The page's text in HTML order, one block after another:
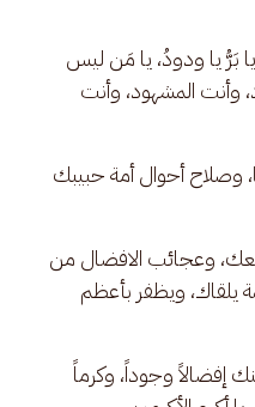
بَرُّ يا ودودُ، يا مَن ليس
وأنت المشهود، وأنت
وصلاح أحوال أمة حبيبك
وعجائب الافضال من
ويظفر بأعظم
إفضالاً وجوداً، وكرماً